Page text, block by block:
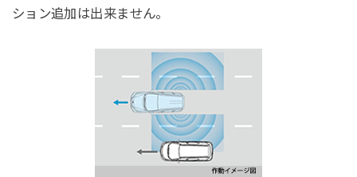
ション追加は出来ません。